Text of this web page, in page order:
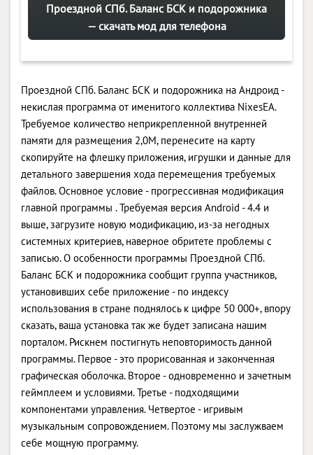
Проездной СПб. Баланс БСК и подорожника
— скачать мод для телефона
Проездной СПб. Баланс БСК и подорожника на Андроид -
некислая программа от именитого коллектива NixesEA.
Требуемое количество неприкрепленной внутренней
памяти для размещения 2,0M, перенесите на карту
скопируйте на флешку приложения, игрушки и данные для
детального завершения хода перемещения требуемых
файлов. Основное условие - прогрессивная модификация
главной программы . Требуемая версия Android - 4.4 и
выше, загрузите новую модификацию, из-за негодных
системных критериев, наверное обритете проблемы с
записью. О особенности программы Проездной СПб.
Баланс БСК и подорожника сообщит группа участников,
установивших себе приложение - по индексу
использования в стране поднялось к цифре 50 000+, впору
сказать, ваша установка так же будет записана нашим
порталом. Рискнем постигнуть неповторимость данной
программы. Первое - это прорисованная и законченная
графическая оболочка. Второе - одновременно и зачетным
геймплеем и условиями. Третье - подходящими
компонентами управления. Четвертое - игривым
музыкальным сопровождением. Поэтому мы заслужваем
себе мощную программу.